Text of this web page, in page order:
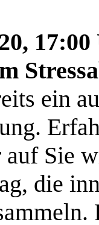
ein
Sie
die